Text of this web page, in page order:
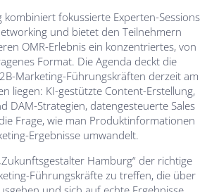
kombiniert fokussierte Experten-Sessions
und bietet den Teilnehmern
OMR-Erlebnis ein konzentriertes, von
Format. Die Agenda deckt die
Marketing-Führungskräften derzeit am
liegen: KI-gestützte Content-Erstellung,
DAM-Strategien, datengesteuerte Sales
Frage, wie man Produktinformationen
Ergebnisse umwandelt.
Hamburg“ der richtige
Führungskräfte zu treffen, die über